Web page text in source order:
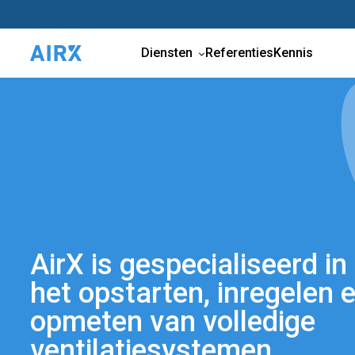
Diensten ReferentiesKennis
AirX is gespecialiseerd in
het opstarten, inregelen
opmeten van volledige